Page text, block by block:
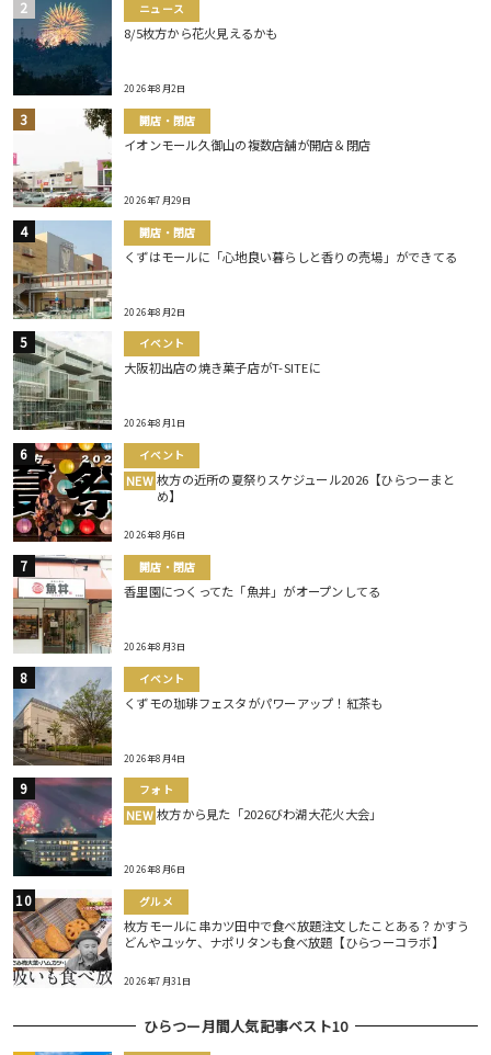
ニュース
8/5枚方から花火見えるかも
2026年8月2日
開店・閉店
イオンモール久御山の複数店舗が開店＆閉店
2026年7月29日
開店・閉店
くずはモールに「心地良い暮らしと香りの売場」ができてる
2026年8月2日
イベント
大阪初出店の焼き菓子店がT-SITEに
2026年8月1日
イベント
NEW 枚方の近所の夏祭りスケジュール2026【ひらつーまと
め】
2026年8月6日
開店・閉店
香里園につくってた「魚丼」がオープンしてる
2026年8月3日
イベント
くずモの珈琲フェスタがパワーアップ！紅茶も
2026年8月4日
フォト
NEW 枚方から見た「2026びわ湖大花火大会」
2026年8月6日
グルメ
枚方モールに串カツ田中で食べ放題注文したことある？かすう
どんやユッケ、ナポリタンも食べ放題【ひらつーコラボ】
2026年7月31日
ひらつー月間人気記事ベスト10